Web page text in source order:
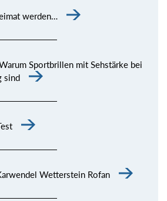
werden…
Sportbrillen mit Sehstärke bei
sind
Wetterstein Rofan